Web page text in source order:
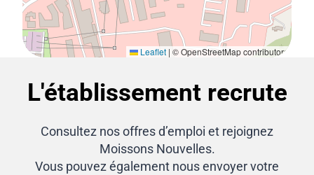
Leaflet | © OpenStreetMap contributors
L'établissement recrute
Consultez nos offres d’emploi et rejoignez
Moissons Nouvelles.
Vous pouvez également nous envoyer votre